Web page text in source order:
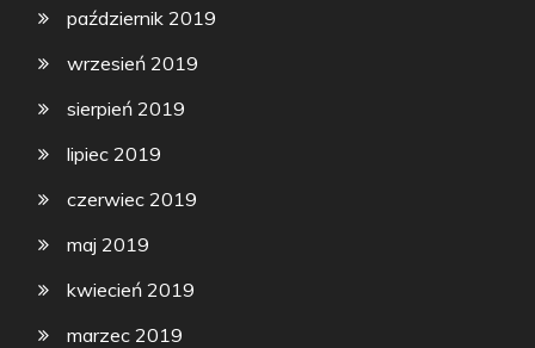
październik 2019
wrzesień 2019
sierpień 2019
lipiec 2019
czerwiec 2019
maj 2019
kwiecień 2019
marzec 2019